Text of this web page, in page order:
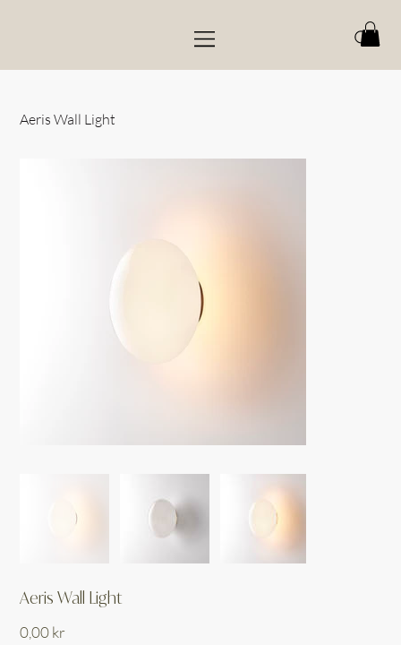
Aeris Wall Light
Aeris Wall Light
0,00 kr